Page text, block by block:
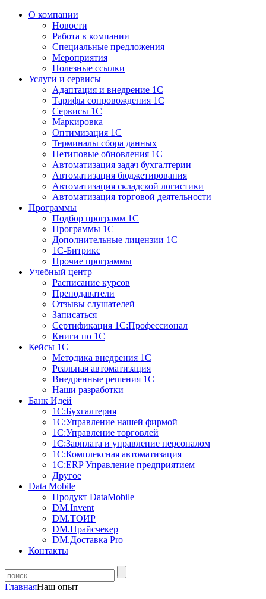
О компании
Новости
Работа в компании
Специальные предложения
Мероприятия
Полезные ссылки
Услуги и сервисы
Адаптация и внедрение 1С
Тарифы сопровождения 1С
Сервисы 1С
Маркировка
Оптимизация 1С
Терминалы сбора данных
Нетиповые обновления 1С
Автоматизация задач бухгалтерии
Автоматизация бюджетирования
Автоматизация складской логистики
Автоматизация торговой деятельности
Программы
Подбор программ 1С
Программы 1С
Дополнительные лицензии 1С
1С-Битрикс
Прочие программы
Учебный центр
Расписание курсов
Преподаватели
Отзывы слушателей
Записаться
Сертификация 1С:Профессионал
Книги по 1С
Кейсы 1С
Методика внедрения 1С
Реальная автоматизация
Внедренные решения 1С
Наши разработки
Банк Идей
1С:Бухгалтерия
1С:Управление нашей фирмой
1С:Управление торговлей
1С:Зарплата и управление персоналом
1С:Комплексная автоматизация
1С:ERP Управление предприятием
Другое
Data Mobile
Продукт DataMobile
DM.Invent
DM.ТОИР
DM.Прайсчекер
DM.Доставка Pro
Контакты
ГлавнаяНаш опыт